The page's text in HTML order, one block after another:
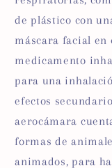
de plástico con
máscara facial en
medicamento
para una
efectos
aerocámara
formas de
animados, para